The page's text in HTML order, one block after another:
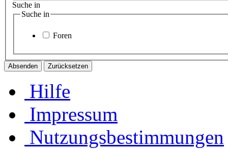
Suche in
Suche in
Foren
Hilfe
Impressum
Nutzungsbestimmungen